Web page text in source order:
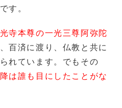
す。
寺本尊の一光三尊阿弥陀
百済に渡り、仏教と共に
れています。でもその
は誰も目にしたことがな